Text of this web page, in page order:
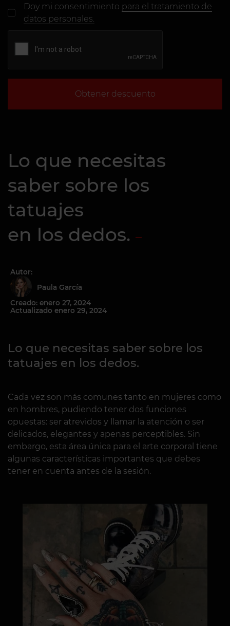
Doy mi consentimiento para el tratamiento de
datos personales.
Obtener descuento
Lo que necesitas
saber sobre los
tatuajes
en los dedos.
Autor:
Paula García
Creado: enero 27, 2024
Actualizado enero 29, 2024
Lo que necesitas saber sobre los
tatuajes en los dedos.
Cada vez son más comunes tanto en mujeres como
en hombres, pudiendo tener dos funciones
opuestas: ser atrevidos y llamar la atención o ser
delicados, elegantes y apenas perceptibles. Sin
embargo, esta área única para el arte corporal tiene
algunas características importantes que debes
tener en cuenta antes de la sesión.